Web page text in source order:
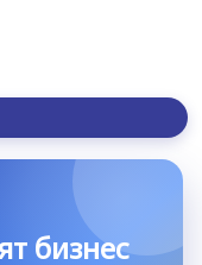
бизнес